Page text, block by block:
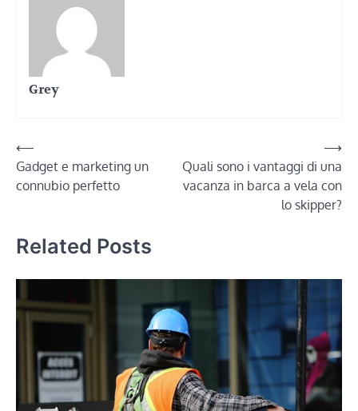
Grey
Navigazione
articoli
⟵
Gadget e marketing un
connubio perfetto
Quali sono i vantaggi di una
vacanza in barca a vela con
lo skipper?
⟶
Related Posts